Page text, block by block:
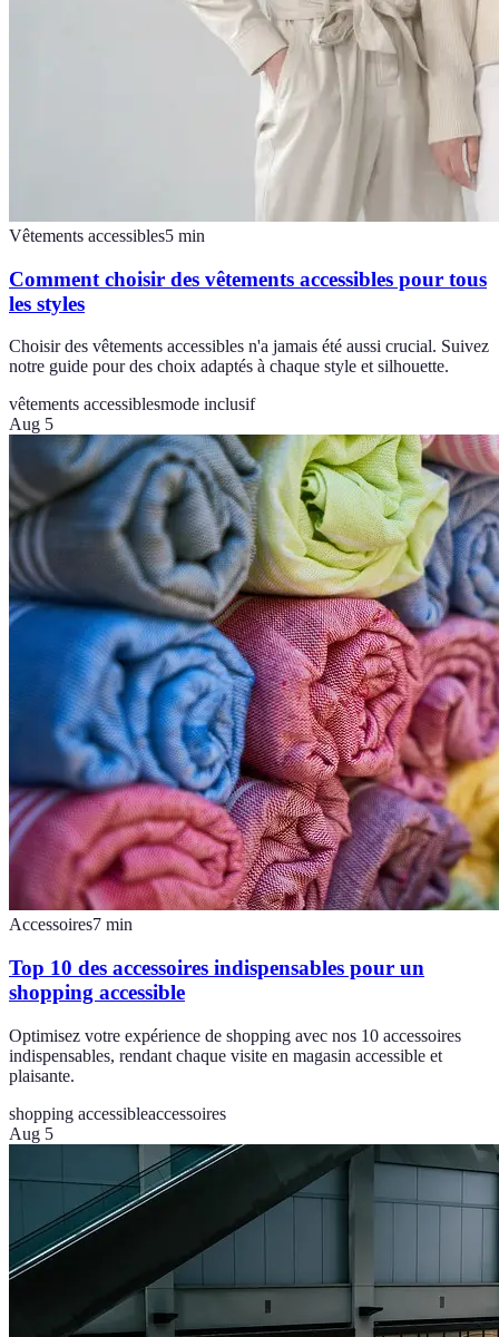
Vêtements accessibles5 min
Comment choisir des vêtements accessibles pour tous
les styles
Choisir des vêtements accessibles n'a jamais été aussi crucial. Suivez
notre guide pour des choix adaptés à chaque style et silhouette.
vêtements accessiblesmode inclusif
Aug 5
Accessoires7 min
Top 10 des accessoires indispensables pour un
shopping accessible
Optimisez votre expérience de shopping avec nos 10 accessoires
indispensables, rendant chaque visite en magasin accessible et
plaisante.
shopping accessibleaccessoires
Aug 5